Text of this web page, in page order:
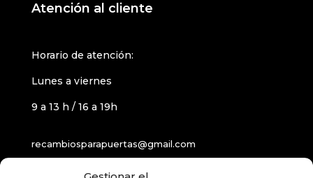
Atención al cliente
Horario de atención:
Lunes a viernes
9 a 13 h / 16 a 19h
recambiosparapuertas@gmail.com